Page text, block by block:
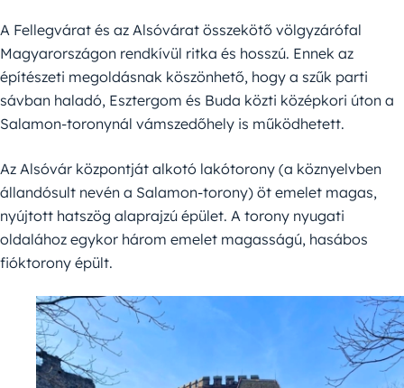
A Fellegvárat és az Alsóvárat összekötő völgyzárófal
Magyarországon rendkívül ritka és hosszú. Ennek az
építészeti megoldásnak köszönhető, hogy a szűk parti
sávban haladó, Esztergom és Buda közti középkori úton a
Salamon-toronynál vámszedőhely is működhetett.
Az Alsóvár központját alkotó lakótorony (a köznyelvben
állandósult nevén a Salamon-torony) öt emelet magas,
nyújtott hatszög alaprajzú épület. A torony nyugati
oldalához egykor három emelet magasságú, hasábos
fióktorony épült.